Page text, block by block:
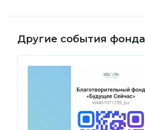
Другие события фонда